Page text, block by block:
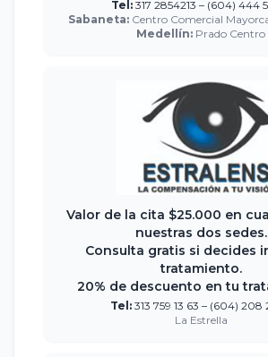
Tel:317 2854213 – (604) 444
Sabaneta:Centro Comercial
Medellín: Prado Centro
Valor de la cita $25.000 en
nuestras dos sedes.
Consulta gratis si decides
tratamiento.
20% de descuento en tu
Tel:313 759 13 63 – (604) 208
La Estrella